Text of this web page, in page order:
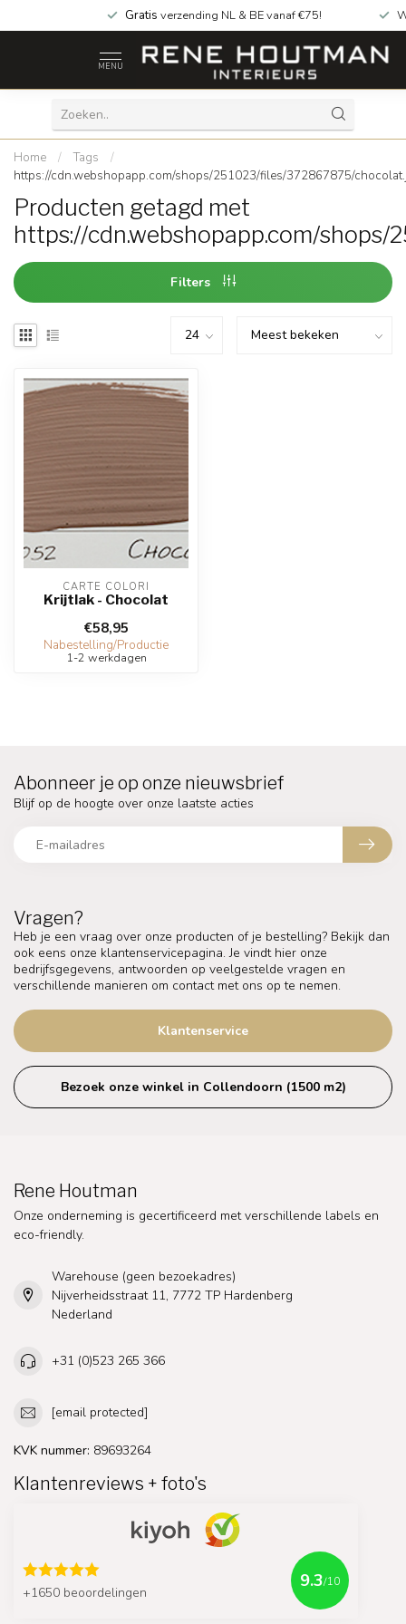
Gratis verzending NL & BE vanaf €75!
MENU
Home / Tags
/
https://cdn.webshopapp.com/shops/251023/files/372867875/
Producten getagd met
https://cdn.webshopapp.com/
Filters
CARTE COLORI
Krijtlak - Chocolat
€58,95
Nabestelling/Productie
1-2 werkdagen
Vragen?
Heb je een vraag over onze producten of je bestelling? Bekijk dan
ook eens onze klantenservicepagina. Je vindt hier onze
bedrijfsgegevens, antwoorden op veelgestelde vragen en
verschillende manieren om contact met ons op te nemen.
Klantenservice
Bezoek onze winkel in Collendoorn (1500 m2)
Abonneer je op onze nieuwsbrief
Blijf op de hoogte over onze laatste acties
Rene Houtman
Onze onderneming is gecertificeerd met verschillende labels en
eco-friendly.
Warehouse (geen bezoekadres)
Nijverheidsstraat 11, 7772 TP Hardenberg
Nederland
+31 (0)523 265 366
[email protected]
KVK nummer: 89693264
Klantenreviews + foto's
+1650 beoordelingen
9.3/10